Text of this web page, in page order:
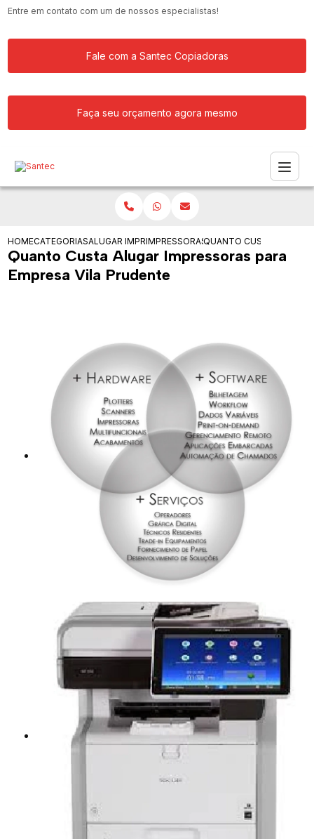
Entre em contato com um de nossos especialistas!
Fale com a Santec Copiadoras
Faça seu orçamento agora mesmo
HOMECATEGORIASALUGAR IMPRESSORAIMPRESSORAS PARA EMPRESA DE
QUANTO CUSTA ALUGAR
Quanto Custa Alugar Impressoras para
Empresa Vila Prudente